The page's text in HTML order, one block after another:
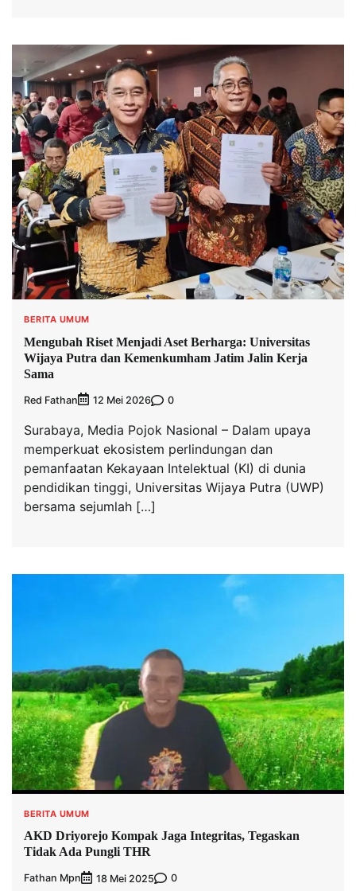
BERITA UMUM
Mengubah Riset Menjadi Aset Berharga: Universitas
Wijaya Putra dan Kemenkumham Jatim Jalin Kerja
Sama
Red Fathan 12 Mei 2026 0
Surabaya, Media Pojok Nasional – Dalam upaya
memperkuat ekosistem perlindungan dan
pemanfaatan Kekayaan Intelektual (KI) di dunia
pendidikan tinggi, Universitas Wijaya Putra (UWP)
bersama sejumlah […]
BERITA UMUM
AKD Driyorejo Kompak Jaga Integritas, Tegaskan
Tidak Ada Pungli THR
Fathan Mpn 18 Mei 2025 0